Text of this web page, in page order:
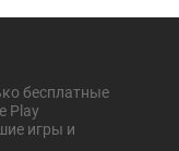
бесплатные
Play
игры и